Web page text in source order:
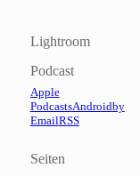
Lightroom
Podcast
Apple
PodcastsAndroidby
EmailRSS
Seiten